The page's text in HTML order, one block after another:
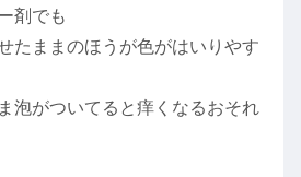
剤でも
たままのほうが色がはいりやす
泡がついてると痒くなるおそれ